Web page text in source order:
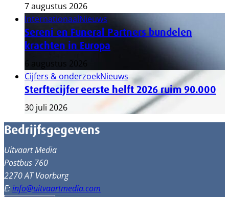
7 augustus 2026
InternationaalNieuws
Sereni en Funeral Partners bundelen
krachten in Europa
6 augustus 2026
Cijfers & onderzoekNieuws
Sterftecijfer eerste helft 2026 ruim 90.000
30 juli 2026
Bedrijfsgegevens
Uitvaart Media
Postbus 760
2270 AT Voorburg
E:info@uitvaartmedia.com